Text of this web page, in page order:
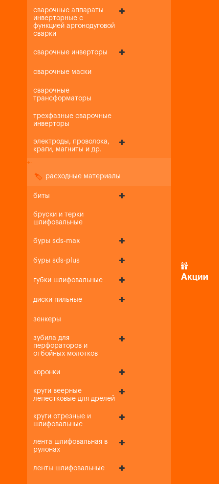
сварочные аппараты
инверторные с
функцией аргонодуговой
сварки
сварочные инверторы
сварочные маски
сварочные
трансформаторы
трехфазные сварочные
инверторы
электроды, проволока,
краги, магниты и др.
+-
расходные материалы
биты
бруски и терки
шлифовальные
буры sds-max
буры sds-plus
губки шлифовальные
диски пильные
зенкеры
зубила для
перфораторов и
отбойных молотков
коронки
круги веерные
лепестковые для дрелей
круги отрезные и
шлифовальные
лента шлифовальная в
рулонах
ленты шлифовальные
Акции